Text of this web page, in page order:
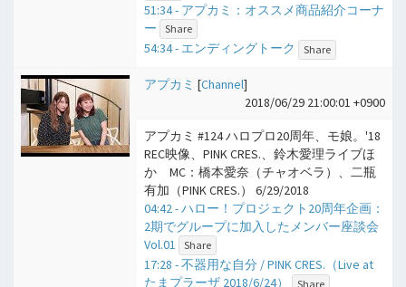
51:34 - アプカミ：オススメ商品紹介コーナ
ー
Share
54:34 - エンディングトーク Share
アプカミ [Channel]
2018/06/29 21:00:01 +0900
アプカミ #124 ハロプロ20周年、モ娘。'18
REC映像、PINK CRES.、鈴木愛理ライブほ
か MC：橋本愛奈（チャオベラ）、二瓶
有加（PINK CRES.） 6/29/2018
04:42 - ハロー！プロジェクト20周年企画：
2期でグループに加入したメンバー座談会
Vol.01
Share
17:28 - 不器用な自分 / PINK CRES.（Live at
たまプラーザ 2018/6/24）
Share